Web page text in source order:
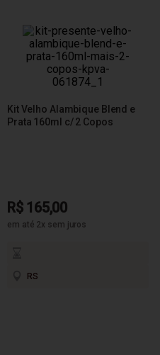
Kit Velho Alambique Blend e
Prata 160ml c/ 2 Copos
R$ 165,00
em até 2x sem juros
RS